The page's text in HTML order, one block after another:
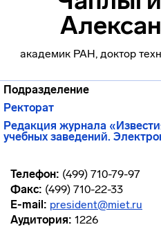
академик РАН, доктор
Подразделение
Ректорат
Редакция журнала
учебных заведений.
Телефон: (499) 710-79-97
Факс: (499) 710-22-33
E-mail: president@miet.ru
Аудитория: 1226